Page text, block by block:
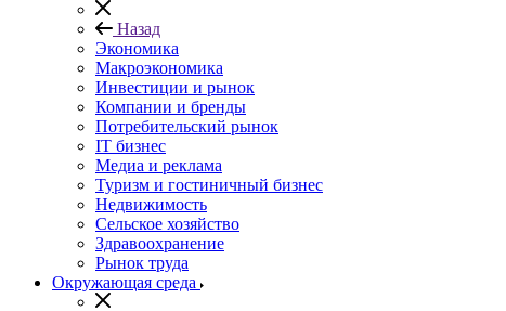
Назад
Экономика
Макроэкономика
Инвестиции и рынок
Компании и бренды
Потребительский рынок
IT бизнес
Медиа и реклама
Туризм и гостиничный бизнес
Недвижимость
Сельское хозяйство
Здравоохранение
Рынок труда
Окружающая среда